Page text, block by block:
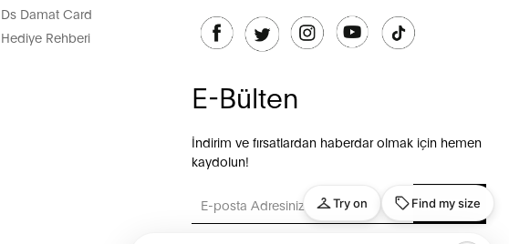
Ds Damat Card
Hediye Rehberi
E-Bülten
İndirim ve fırsatlardan haberdar olmak için hemen
kaydolun!
GÖNDER